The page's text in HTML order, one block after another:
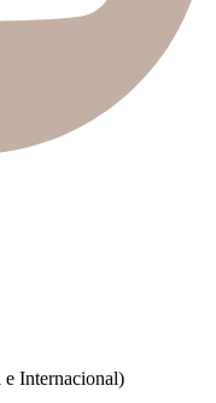
Internacional)